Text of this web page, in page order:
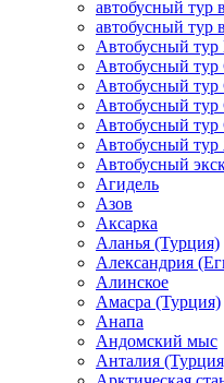
автобусный тур
автобусный тур
Автобусный
Автобусный тур
Автобусный тур
Автобусный тур
Автобусный тур
Автобусный тур
Автобусный
Агидель
Азов
Аксарка
Аланья (Турция)
Александрия
Алинское
Амасра (Турция)
Анапа
Андомский мыс
Анталия